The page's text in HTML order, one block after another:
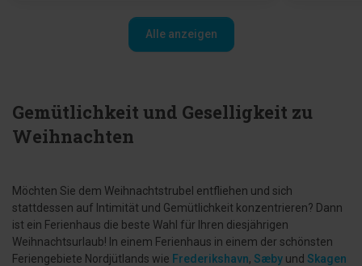
Alle anzeigen
Gemütlichkeit und Geselligkeit zu
Weihnachten
Möchten Sie dem Weihnachtstrubel entfliehen und sich
stattdessen auf Intimität und Gemütlichkeit konzentrieren? Dann
ist ein Ferienhaus die beste Wahl für Ihren diesjährigen
Weihnachtsurlaub! In einem Ferienhaus in einem der schönsten
Feriengebiete Nordjütlands wie Frederikshavn, Sæby und Skagen